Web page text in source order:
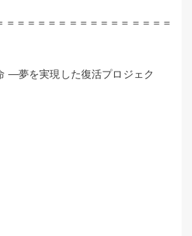
＝＝＝＝＝＝＝＝＝＝＝＝＝＝＝＝
—夢を実現した復活プロジェク